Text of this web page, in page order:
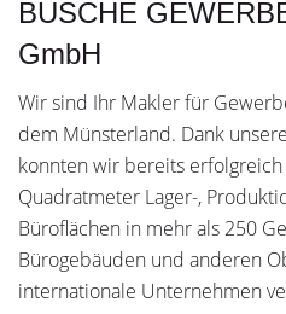
BUSCHE
GmbH
Wir sind Ihr Makler für
dem Münsterland. Dank
konnten wir bereits
Quadratmeter Lager-,
Büroflächen in mehr als 250
Bürogebäuden und anderen
internationale Unternehmen